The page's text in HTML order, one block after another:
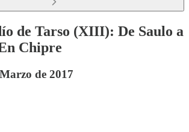
de Tarso (XIII): De Saulo a
Chipre
de 2017